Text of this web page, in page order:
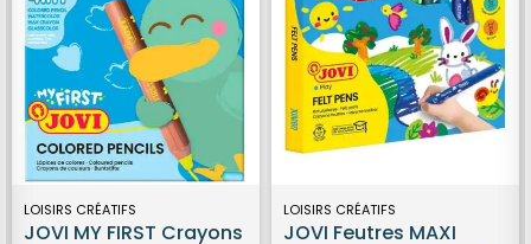
LOISIRS CRÉATIFS
JOVI MY FIRST Crayons
LOISIRS CRÉATIFS
JOVI Feutres MAXI